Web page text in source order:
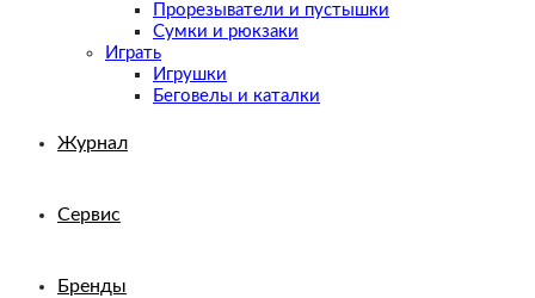
Прорезыватели и пустышки
Сумки и рюкзаки
Играть
Игрушки
Беговелы и каталки
Журнал
Сервис
Бренды